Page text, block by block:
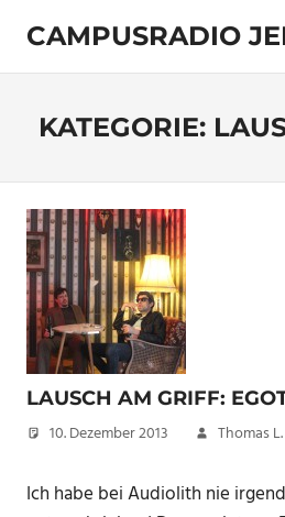
Inhalt
springen
CAMPUSRADIO
103.4
KATEGORIE:
LAUSCH AM GRIFF:
10. Dezember 2013 Thomas L.
Ich habe bei Audiolith nie